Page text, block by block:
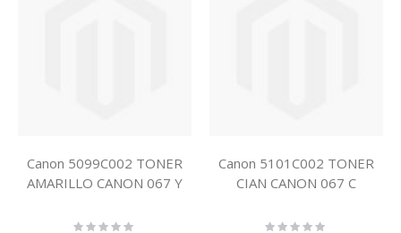
Canon 5099C002 TONER
AMARILLO CANON 067 Y
Rating:
Canon 5101C002 TONER
CIAN CANON 067 C
Rating: